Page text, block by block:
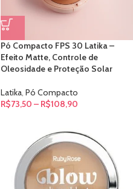
Pó Compacto FPS 30 Latika –
Efeito Matte, Controle de
Oleosidade e Proteção Solar
Latika, Pó Compacto
R$73,50 – R$108,90